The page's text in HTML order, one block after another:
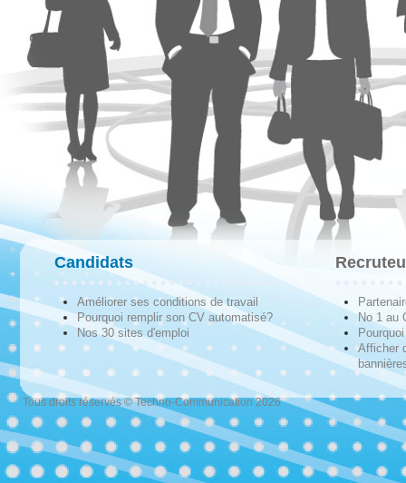
Candidats
Améliorer ses conditions de travail
Pourquoi remplir son CV automatisé?
Nos 30 sites d'emploi
No 1 au
Afficher
Tous droits réservés © Techno-Communication 2026